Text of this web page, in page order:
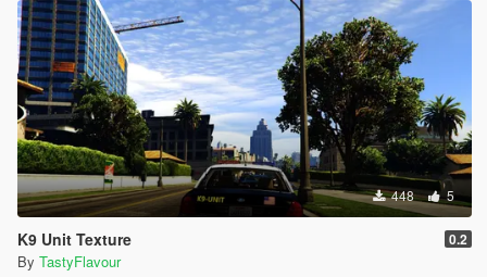
448 5
K9 Unit Texture 0.2
By TastyFlavour